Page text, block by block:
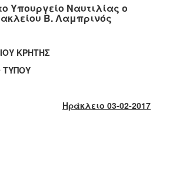
Υπουργείο Ναυτιλίας ο
Β. Λαμπρινός
ΚΡΗΤΗΣ
Ηράκλειο 03-02-2017